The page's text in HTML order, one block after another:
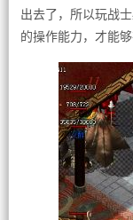
出去了，所以玩战
的操作能力，才能